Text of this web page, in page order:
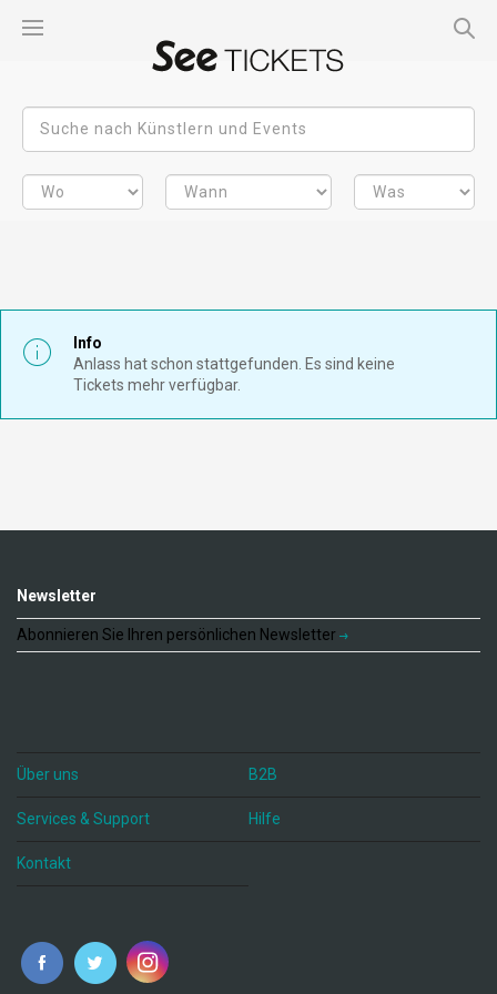
Info
Anlass hat schon stattgefunden. Es sind keine
Tickets mehr verfügbar.
Newsletter
Abonnieren Sie Ihren persönlichen Newsletter
Über uns B2B
Services & Support Hilfe
Kontakt